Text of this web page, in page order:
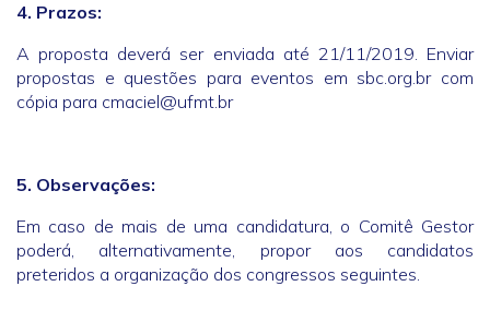
4. Prazos:
A proposta deverá ser enviada até 21/11/2019. Enviar
propostas e questões para eventos em sbc.org.br com
cópia para cmaciel@ufmt.br
5. Observações:
Em caso de mais de uma candidatura, o Comitê Gestor
poderá, alternativamente, propor aos candidatos
preteridos a organização dos congressos seguintes.